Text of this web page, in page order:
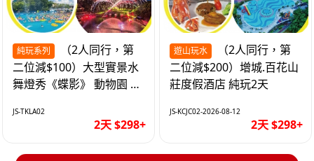
純玩系列
二位減$100）大型實景水
舞燈秀《蝶影》 動物園 水
純玩2天
JS-TKLA02
2天 $298+
遊山玩水
二位減$200）增城.百花山
莊度假酒店 純玩2天
JS-KCJC02-2026-08-12
2天 $298+